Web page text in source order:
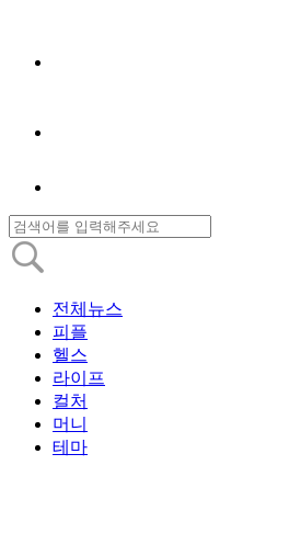
전체뉴스
피플
헬스
라이프
컬처
머니
테마